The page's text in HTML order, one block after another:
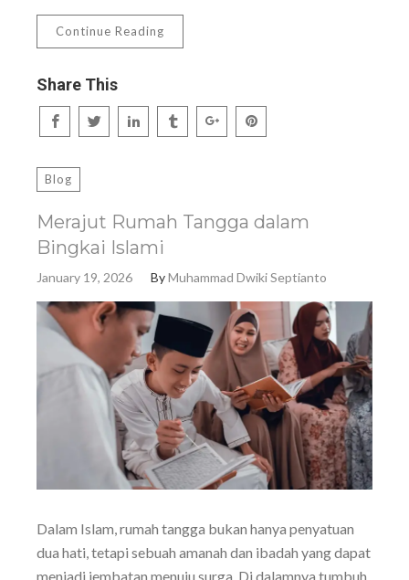
Continue Reading
Share This
Blog
Merajut Rumah Tangga dalam
Bingkai Islami
January 19, 2026 ByMuhammad Dwiki Septianto
Dalam Islam, rumah tangga bukan hanya penyatuan
dua hati, tetapi sebuah amanah dan ibadah yang dapat
menjadi jembatan menuju surga. Di dalamnya tumbuh